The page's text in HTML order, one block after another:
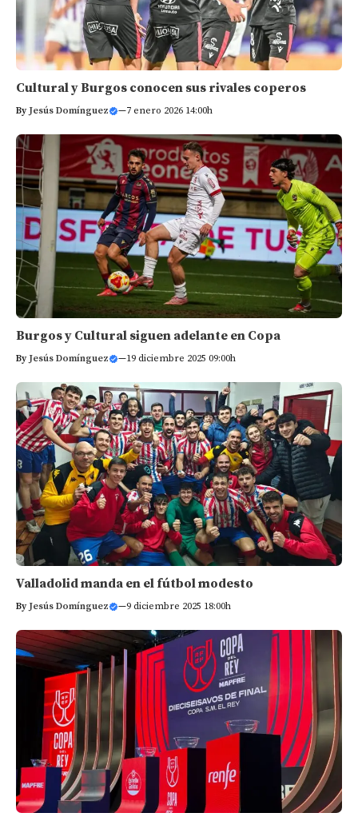
Cultural y Burgos conocen sus rivales coperos
By Jesús Domínguez —7 enero 2026 14:00h
Burgos y Cultural siguen adelante en Copa
By Jesús Domínguez —19 diciembre 2025 09:00h
Valladolid manda en el fútbol modesto
By Jesús Domínguez —9 diciembre 2025 18:00h